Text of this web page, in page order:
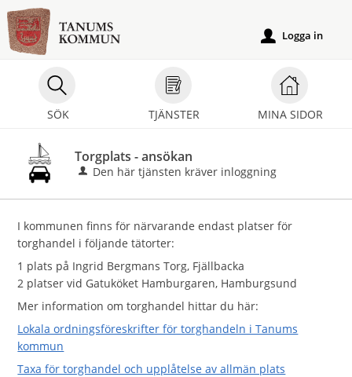
Välkommen
till
e-
tjänster
Tanums
kommun
SÖK TJÄNSTER MINA SIDOR
u Logga in
Torgplats - ansökan
Den här tjänsten kräver inloggning
I kommunen finns för närvarande endast platser för
torghandel i följande tätorter:
1 plats på Ingrid Bergmans Torg, Fjällbacka
2 platser vid Gatuköket Hamburgaren, Hamburgsund
Mer information om torghandel hittar du här:
Lokala ordningsföreskrifter för torghandeln i Tanums
kommun
Taxa för torghandel och upplåtelse av allmän plats